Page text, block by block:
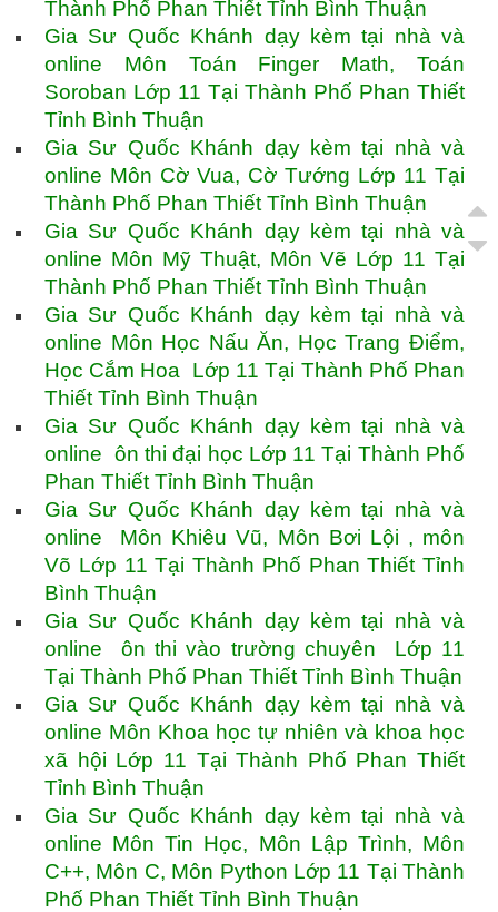
Thành Phố Phan Thiết Tỉnh Bình Thuận
Gia Sư Quốc Khánh dạy kèm tại nhà và
online Môn Toán Finger Math, Toán
Soroban Lớp 11 Tại Thành Phố Phan Thiết
Tỉnh Bình Thuận
Gia Sư Quốc Khánh dạy kèm tại nhà và
online Môn Cờ Vua, Cờ Tướng Lớp 11 Tại
Thành Phố Phan Thiết Tỉnh Bình Thuận
Gia Sư Quốc Khánh dạy kèm tại nhà và
online Môn Mỹ Thuật, Môn Vẽ Lớp 11 Tại
Thành Phố Phan Thiết Tỉnh Bình Thuận
Gia Sư Quốc Khánh dạy kèm tại nhà và
online Môn Học Nấu Ăn, Học Trang Điểm,
Học Cắm Hoa Lớp 11 Tại Thành Phố Phan
Thiết Tỉnh Bình Thuận
Gia Sư Quốc Khánh dạy kèm tại nhà và
online ôn thi đại học Lớp 11 Tại Thành Phố
Phan Thiết Tỉnh Bình Thuận
Gia Sư Quốc Khánh dạy kèm tại nhà và
online Môn Khiêu Vũ, Môn Bơi Lội , môn
Võ Lớp 11 Tại Thành Phố Phan Thiết Tỉnh
Bình Thuận
Gia Sư Quốc Khánh dạy kèm tại nhà và
online ôn thi vào trường chuyên Lớp 11
Tại Thành Phố Phan Thiết Tỉnh Bình Thuận
Gia Sư Quốc Khánh dạy kèm tại nhà và
online Môn Khoa học tự nhiên và khoa học
xã hội Lớp 11 Tại Thành Phố Phan Thiết
Tỉnh Bình Thuận
Gia Sư Quốc Khánh dạy kèm tại nhà và
online Môn Tin Học, Môn Lập Trình, Môn
C++, Môn C, Môn Python Lớp 11 Tại Thành
Phố Phan Thiết Tỉnh Bình Thuận